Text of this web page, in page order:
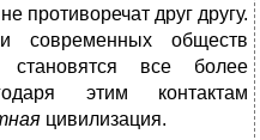
противоречат друг другу.
современных обществ
все более
этим контактам
цивилизация.